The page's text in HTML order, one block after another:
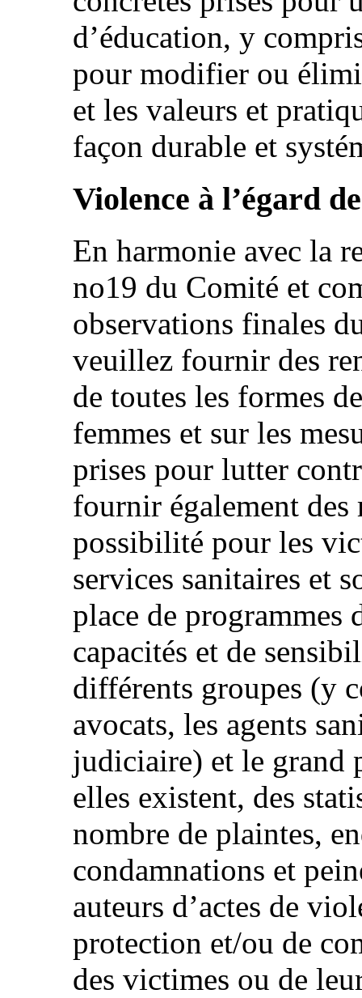
d’éducation, y
pour modifier ou
et les valeurs et
façon durable et
Violence à l’égard
En harmonie avec la
no19 du Comité et
observations finales
veuillez fournir des
de toutes les formes
femmes et sur les
prises pour lutter
fournir également des
possibilité pour les
services sanitaires et
place de programmes
capacités et de
différents groupes (y
avocats, les agents
judiciaire) et le grand
elles existent, des
nombre de plaintes,
condamnations et
auteurs d’actes de
protection et/ou de
des victimes ou de